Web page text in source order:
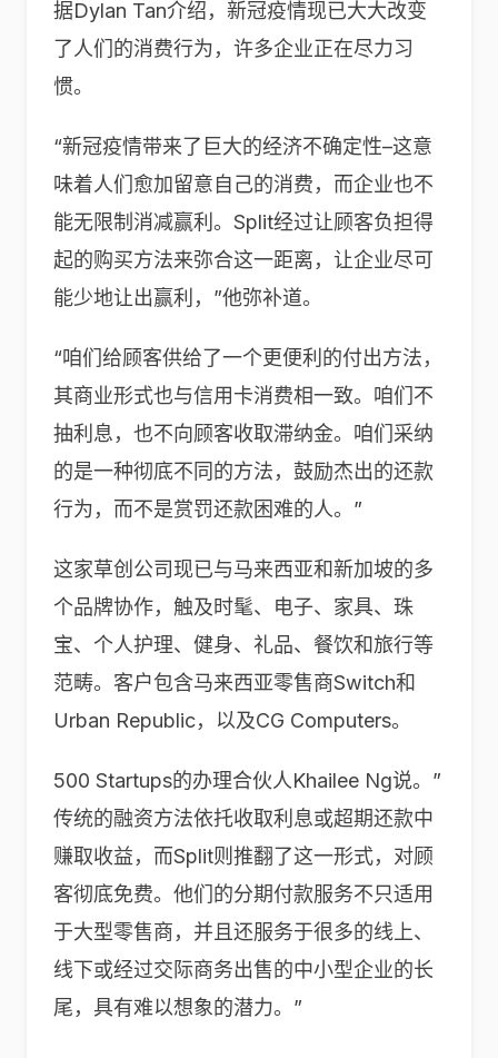
据Dylan Tan介绍，新冠疫情现已大大改变
了人们的消费行为，许多企业正在尽力习
惯。
“新冠疫情带来了巨大的经济不确定性–这意
味着人们愈加留意自己的消费，而企业也不
能无限制消减赢利。Split经过让顾客负担得
起的购买方法来弥合这一距离，让企业尽可
能少地让出赢利，”他弥补道。
“咱们给顾客供给了一个更便利的付出方法，
其商业形式也与信用卡消费相一致。咱们不
抽利息，也不向顾客收取滞纳金。咱们采纳
的是一种彻底不同的方法，鼓励杰出的还款
行为，而不是赏罚还款困难的人。”
这家草创公司现已与马来西亚和新加坡的多
个品牌协作，触及时髦、电子、家具、珠
宝、个人护理、健身、礼品、餐饮和旅行等
范畴。客户包含马来西亚零售商Switch和
Urban Republic，以及CG Computers。
500 Startups的办理合伙人Khailee Ng说。”
传统的融资方法依托收取利息或超期还款中
赚取收益，而Split则推翻了这一形式，对顾
客彻底免费。他们的分期付款服务不只适用
于大型零售商，并且还服务于很多的线上、
线下或经过交际商务出售的中小型企业的长
尾，具有难以想象的潜力。”